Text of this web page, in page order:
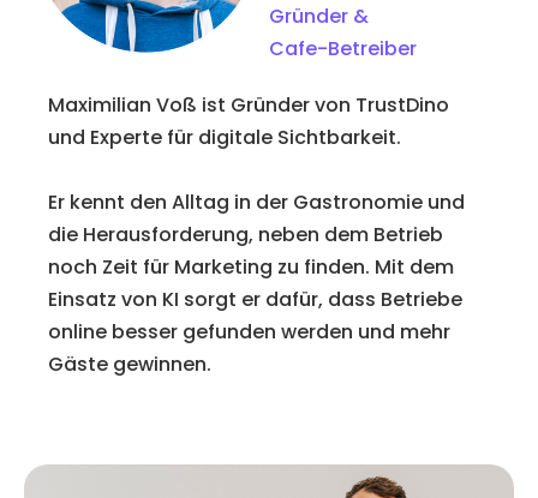
Gründer &
Cafe-Betreiber
Maximilian Voß ist Gründer von TrustDino
und Experte für digitale Sichtbarkeit.
Er kennt den Alltag in der Gastronomie und
die Herausforderung, neben dem Betrieb
noch Zeit für Marketing zu finden. Mit dem
Einsatz von KI sorgt er dafür, dass Betriebe
online besser gefunden werden und mehr
Gäste gewinnen.